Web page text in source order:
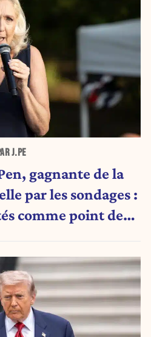
J.PE
gagnante de la
par les sondages :
comme point de